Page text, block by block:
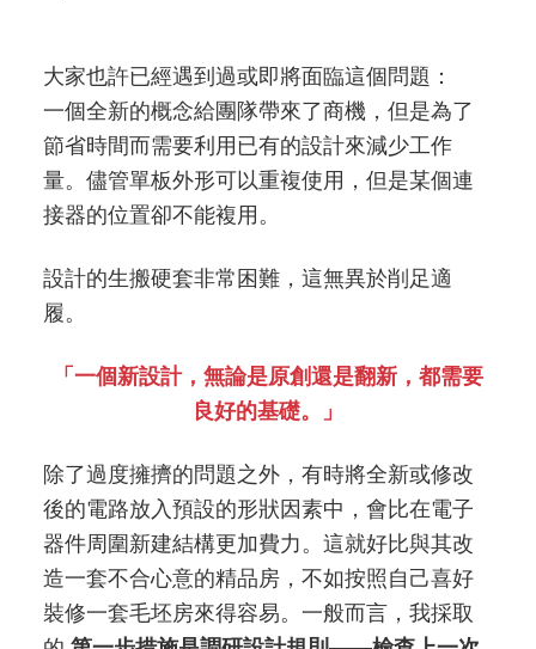
大家也許已經遇到過或即將面臨這個問題：
一個全新的概念給團隊帶來了商機，但是為了
節省時間而需要利用已有的設計來減少工作
量。儘管單板外形可以重複使用，但是某個連
接器的位置卻不能複用。
設計的生搬硬套非常困難，這無異於削足適
履。
「一個新設計，無論是原創還是翻新，都需要
良好的基礎。」
除了過度擁擠的問題之外，有時將全新或修改
後的電路放入預設的形狀因素中，會比在電子
器件周圍新建結構更加費力。這就好比與其改
造一套不合心意的精品房，不如按照自己喜好
裝修一套毛坯房來得容易。一般而言，我採取